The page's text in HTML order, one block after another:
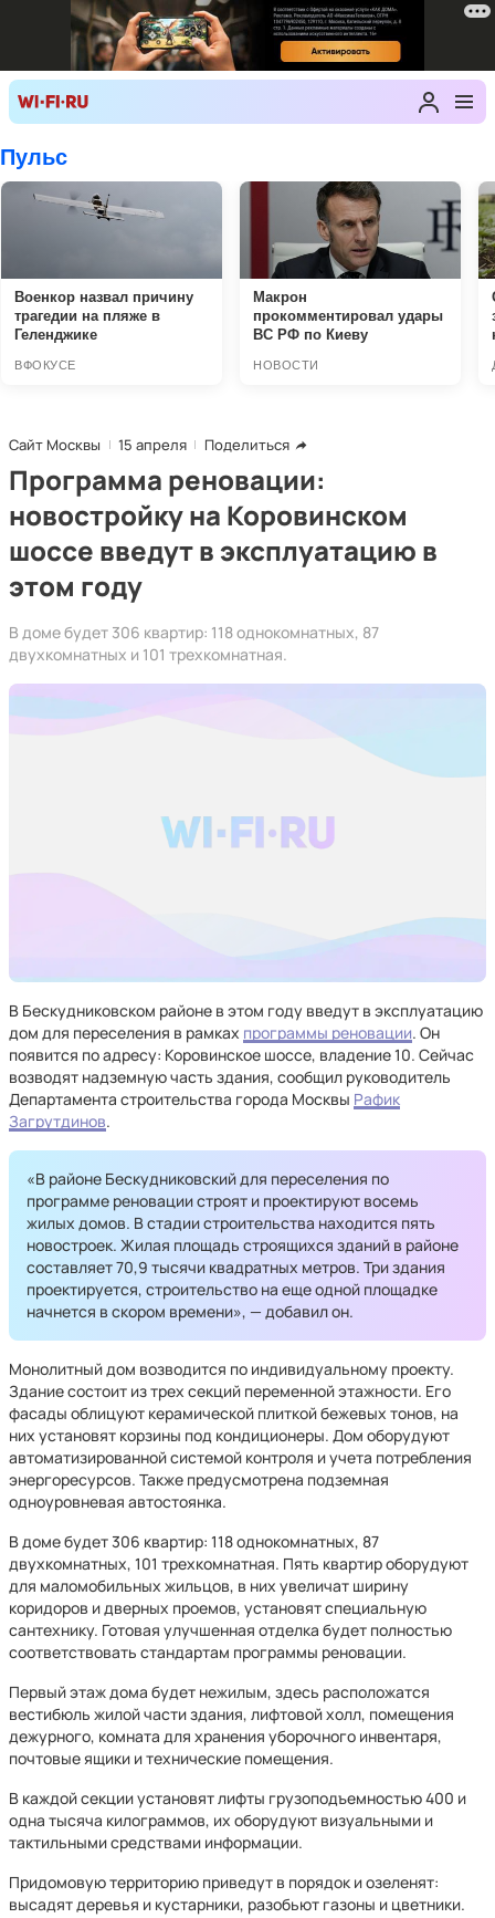
Сайт Москвы 15 апреля Поделиться
Программа реновации:
новостройку на Коровинском
шоссе введут в эксплуатацию в
этом году
В доме будет 306 квартир: 118 однокомнатных, 87
двухкомнатных и 101 трехкомнатная.
В Бескудниковском районе в этом году введут в эксплуатацию
дом для переселения в рамках программы реновации. Он
появится по адресу: Коровинское шоссе, владение 10. Сейчас
возводят надземную часть здания, сообщил руководитель
Департамента строительства города Москвы Рафик
Загрутдинов.
«В районе Бескудниковский для переселения по
программе реновации строят и проектируют восемь
жилых домов. В стадии строительства находится пять
новостроек. Жилая площадь строящихся зданий в районе
составляет 70,9 тысячи квадратных метров. Три здания
проектируется, строительство на еще одной площадке
начнется в скором времени», — добавил он.
Монолитный дом возводится по индивидуальному проекту.
Здание состоит из трех секций переменной этажности. Его
фасады облицуют керамической плиткой бежевых тонов, на
них установят корзины под кондиционеры. Дом оборудуют
автоматизированной системой контроля и учета потребления
энергоресурсов. Также предусмотрена подземная
одноуровневая автостоянка.
В доме будет 306 квартир: 118 однокомнатных, 87
двухкомнатных, 101 трехкомнатная. Пять квартир оборудуют
для маломобильных жильцов, в них увеличат ширину
коридоров и дверных проемов, установят специальную
сантехнику. Готовая улучшенная отделка будет полностью
соответствовать стандартам программы реновации.
Первый этаж дома будет нежилым, здесь расположатся
вестибюль жилой части здания, лифтовой холл, помещения
дежурного, комната для хранения уборочного инвентаря,
почтовые ящики и технические помещения.
В каждой секции установят лифты грузоподъемностью 400 и
одна тысяча килограммов, их оборудуют визуальными и
тактильными средствами информации.
Придомовую территорию приведут в порядок и озеленят:
высадят деревья и кустарники, разобьют газоны и цветники.